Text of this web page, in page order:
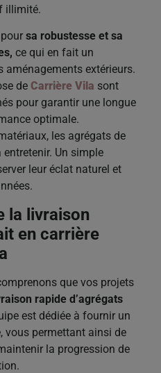
illimité.
sa robustesse et sa
ce qui en fait un
aménagements extérieurs.
de Carrière Vila sont
pour garantir une longue
optimale.
les agrégats de
Un simple
leur éclat naturel et
la livraison
en carrière
que vos projets
rapide d’agrégats
est dédiée à fournir un
vous permettant ainsi de
la progression de